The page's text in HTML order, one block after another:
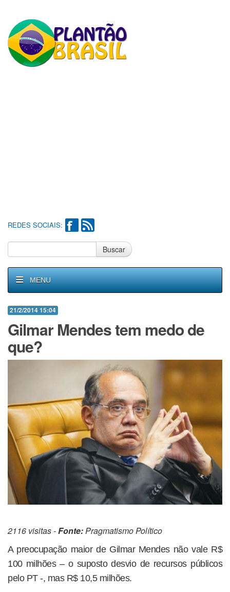
REDES SOCIAIS:
Buscar
MENU
21/2/2014 15:04
Gilmar Mendes tem medo de
que?
2116 visitas -Fonte:Pragmatismo Político
A preocupação maior de Gilmar Mendes não vale R$
100 milhões – o suposto desvio de recursos públicos
pelo PT -, mas R$ 10,5 milhões.